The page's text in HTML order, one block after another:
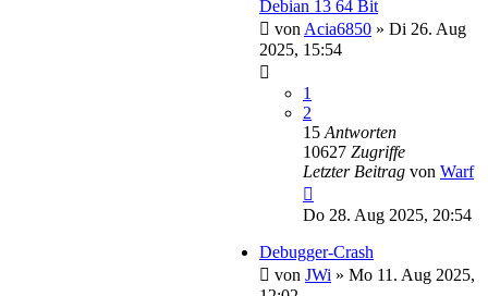
Debian 13 64 Bit
von Acia6850 » Di 26. Aug
2025, 15:54
1
2
15 Antworten
10627 Zugriffe
Letzter Beitrag von Warf
Do 28. Aug 2025, 20:54
Debugger-Crash
von JWi » Mo 11. Aug 2025,